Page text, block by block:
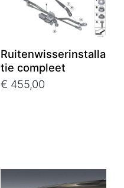
Ruitenwisserinstalla
tie compleet
€ 455,00